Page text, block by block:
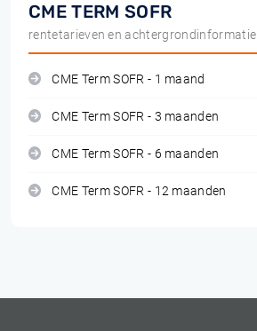
CME TERM SOFR
rentetarieven en achtergrondinformatie
CME Term SOFR - 1 maand
CME Term SOFR - 3 maanden
CME Term SOFR - 6 maanden
CME Term SOFR - 12 maanden